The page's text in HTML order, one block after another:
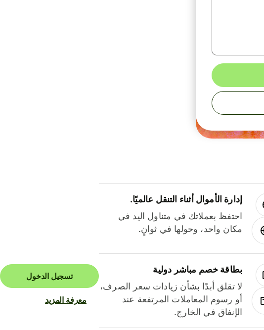
إدارة الأموال أثناء التنقل عالميًا.
احتفظ بعملاتك في متناول اليد في
مكان واحد، وحولها في ثوانٍ.
بطاقة خصم مباشر دولية
لا تقلق أبدًا بشأن زيادات سعر الصرف،
أو رسوم المعاملات المرتفعة عند
الإنفاق في الخارج.
تسجيل الدخول
معرفة المزيد